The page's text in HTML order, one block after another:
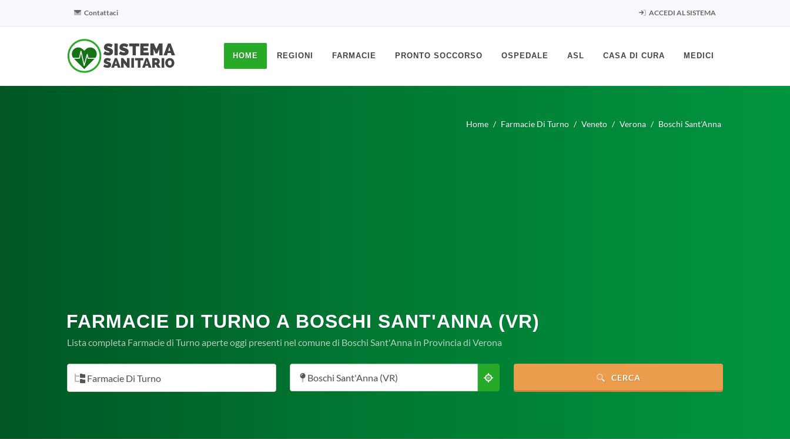
Contattaci ACCEDI AL SISTEMA
HOME REGIONI FARMACIE PRONTO SOCCORSO OSPEDALE ASL CASA DI CURA MEDICI
Home Farmacie Di Turno Veneto Verona Boschi Sant'Anna
FARMACIE DI TURNO A BOSCHI SANT'ANNA (VR)
Lista completa Farmacie di Turno aperte oggi presenti nel comune di Boschi Sant'Anna in Provincia di Verona
Farmacie Di Turno Boschi Sant'Anna (VR) CERCA